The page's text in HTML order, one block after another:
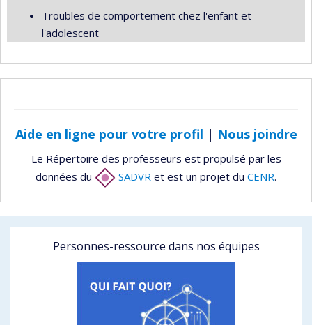
Troubles de comportement chez l'enfant et
l'adolescent
Aide en ligne pour votre profil | Nous joindre
Le Répertoire des professeurs est propulsé par les
données du
SADVR et est un projet du CENR.
Personnes-ressource dans nos équipes